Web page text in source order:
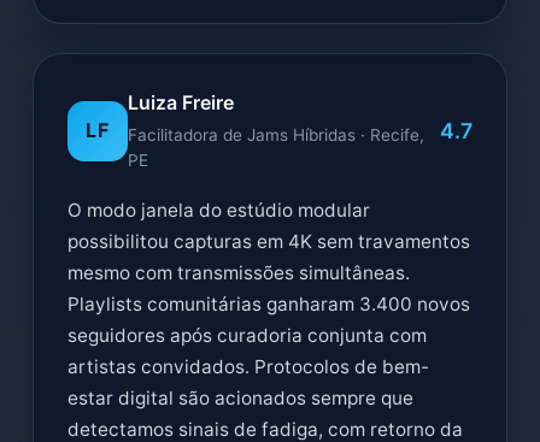
LF
Luiza Freire
Facilitadora de Jams Híbridas · Recife,
PE
4.7
O modo janela do estúdio modular
possibilitou capturas em 4K sem travamentos
mesmo com transmissões simultâneas.
Playlists comunitárias ganharam 3.400 novos
seguidores após curadoria conjunta com
artistas convidados. Protocolos de bem-
estar digital são acionados sempre que
detectamos sinais de fadiga, com retorno da